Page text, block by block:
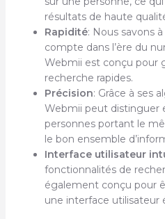
résultats de haute
Rapidité: Nous savons
compte dans l’ère du
Webmii est conçu pour
recherche rapides.
Précision: Grâce à ses
Webmii peut distinguer
personnes portant le
le bon ensemble
Interface utilisateur
fonctionnalités de
également conçu pour
une interface utilisateur